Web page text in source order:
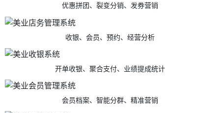
优惠拼团、裂变分销、发券营销
收银、会员、预约、经营分析
开单收银、聚合支付、业绩提成统计
会员档案、智能分群、精准营销